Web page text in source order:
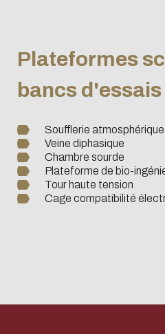
Plateformes
bancs d'essais
Soufflerie atmosphérique
Veine diphasique
Chambre sourde
Plateforme de bio-
Tour haute tension
Cage compatibilité